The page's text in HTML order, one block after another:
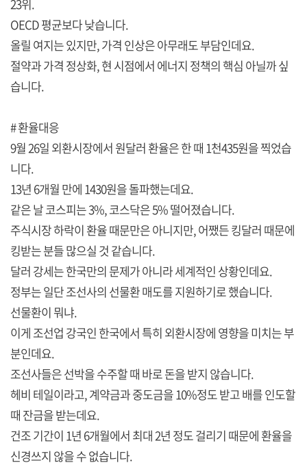
23위.
OECD 평균보다 낮습니다.
올릴 여지는 있지만, 가격 인상은 아무래도 부담인데요.
절약과 가격 정상화, 현 시점에서 에너지 정책의 핵심 아닐까 싶
습니다.
# 환율대응
9월 26일 외환시장에서 원달러 환율은 한 때 1천435원을 찍었습
니다.
13년 6개월 만에 1430원을 돌파했는데요.
같은 날 코스피는 3%, 코스닥은 5% 떨어졌습니다.
주식시장 하락이 환율 때문만은 아니지만, 어쨌든 킹달러 때문에
킹받는 분들 많으실 것 같습니다.
달러 강세는 한국만의 문제가 아니라 세계적인 상황인데요.
정부는 일단 조선사의 선물환 매도를 지원하기로 했습니다.
선물환이 뭐냐.
이게 조선업 강국인 한국에서 특히 외환시장에 영향을 미치는 부
분인데요.
조선사들은 선박을 수주할 때 바로 돈을 받지 않습니다.
헤비 테일이라고, 계약금과 중도금을 10%정도 받고 배를 인도할
때 잔금을 받는데요.
건조 기간이 1년 6개월에서 최대 2년 정도 걸리기 때문에 환율을
신경쓰지 않을 수 없습니다.